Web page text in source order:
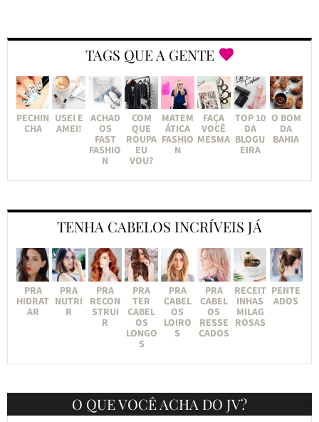
TAGS QUE A GENTE
PECHIN
CHA
USEI E
AMEI!
ACHAD
OS
FAST
FASHIO
N
COM
QUE
ROUPA
EU
VOU?
MATEM
ÁTICA
FASHIO
N
FAÇA
VOCÊ
MESMA
TOP 10
DA
BLOGU
EIRA
O BOM
DA
BAHIA
TENHA CABELOS INCRÍVEIS JÁ
PRA
HIDRAT
AR
PRA
NUTRI
R
PRA
RECON
STRUI
R
PRA
TER
CABEL
OS
LONGO
S
PRA
CABEL
OS
LOIRO
S
PRA
CABEL
OS
RESSE
CADOS
RECEIT
INHAS
MILAG
ROSAS
PENTE
ADOS
O QUE VOCÊ ACHA DO JV?